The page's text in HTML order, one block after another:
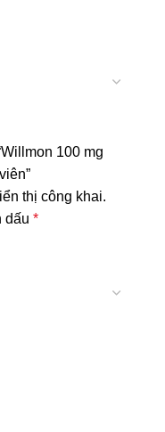
100 mg
thị công khai.
dấu *